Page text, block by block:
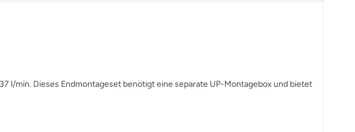
l/min. Dieses Endmontageset benötigt eine separate UP-Montagebox und bietet